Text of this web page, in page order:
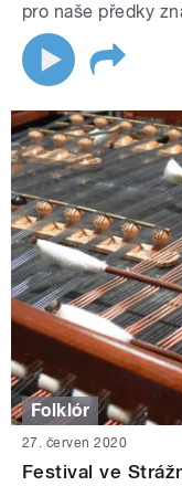
pro naše předky
Folklór
27. červen 2020
Festival ve